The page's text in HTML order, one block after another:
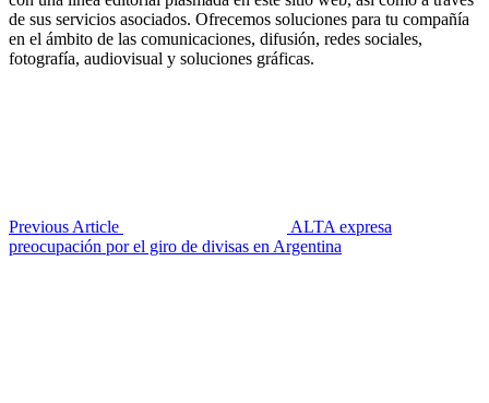
de sus servicios asociados. Ofrecemos soluciones para tu compañía
en el ámbito de las comunicaciones, difusión, redes sociales,
fotografía, audiovisual y soluciones gráficas.
Previous Article
ALTA expresa
preocupación por el giro de divisas en Argentina